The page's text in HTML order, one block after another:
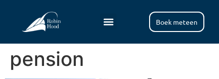
Boek meteen
pension